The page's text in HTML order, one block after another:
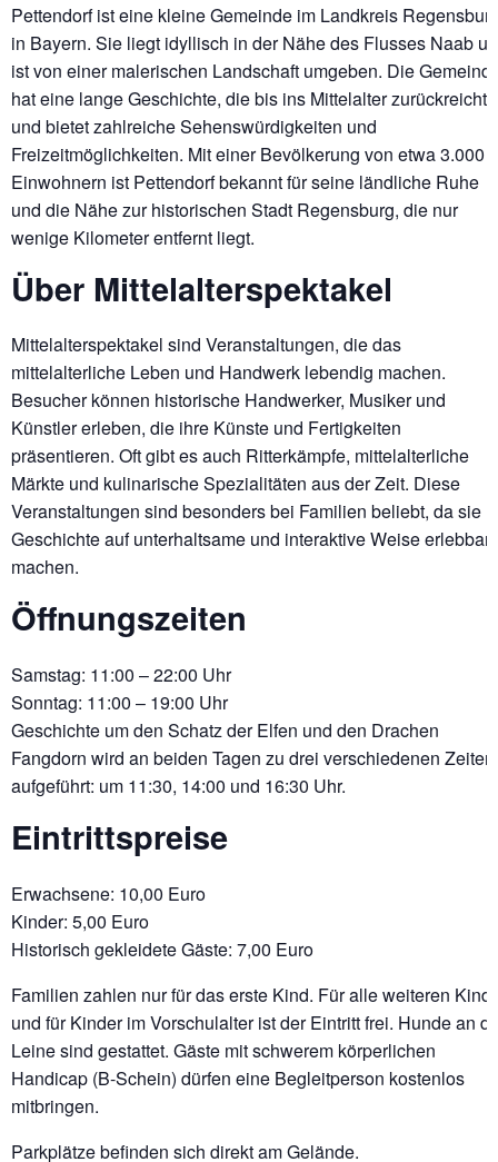
Pettendorf ist eine kleine Gemeinde im Landkreis
in Bayern. Sie liegt idyllisch in der Nähe des Flusses Naab
ist von einer malerischen Landschaft umgeben. Die
hat eine lange Geschichte, die bis ins Mittelalter zurückreicht,
und bietet zahlreiche Sehenswürdigkeiten und
Freizeitmöglichkeiten. Mit einer Bevölkerung von etwa 3.000
Einwohnern ist Pettendorf bekannt für seine ländliche Ruhe
und die Nähe zur historischen Stadt Regensburg, die nur
wenige Kilometer entfernt liegt.
Über Mittelalterspektakel
Mittelalterspektakel sind Veranstaltungen, die das
mittelalterliche Leben und Handwerk lebendig machen.
Besucher können historische Handwerker, Musiker und
Künstler erleben, die ihre Künste und Fertigkeiten
präsentieren. Oft gibt es auch Ritterkämpfe, mittelalterliche
Märkte und kulinarische Spezialitäten aus der Zeit. Diese
Veranstaltungen sind besonders bei Familien beliebt, da sie
Geschichte auf unterhaltsame und interaktive Weise erlebbar
machen.
Öffnungszeiten
Samstag: 11:00 – 22:00 Uhr
Sonntag: 11:00 – 19:00 Uhr
Geschichte um den Schatz der Elfen und den Drachen
Fangdorn wird an beiden Tagen zu drei verschiedenen Zeiten
aufgeführt: um 11:30, 14:00 und 16:30 Uhr.
Eintrittspreise
Erwachsene: 10,00 Euro
Kinder: 5,00 Euro
Historisch gekleidete Gäste: 7,00 Euro
Familien zahlen nur für das erste Kind. Für alle weiteren
und für Kinder im Vorschulalter ist der Eintritt frei. Hunde an
Leine sind gestattet. Gäste mit schwerem körperlichen
Handicap (B-Schein) dürfen eine Begleitperson kostenlos
mitbringen.
Parkplätze befinden sich direkt am Gelände.